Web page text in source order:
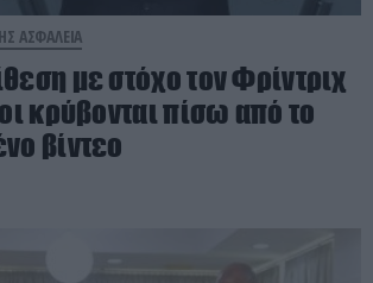
ΑΣΦΑΛΕΙΑ
με στόχο τον Φρίντριχ
κρύβονται πίσω από το
βίντεο